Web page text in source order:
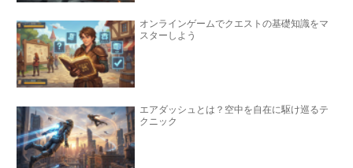
オンラインゲームでクエストの基礎知識をマ
スターしよう
エアダッシュとは？空中を自在に駆け巡るテ
クニック